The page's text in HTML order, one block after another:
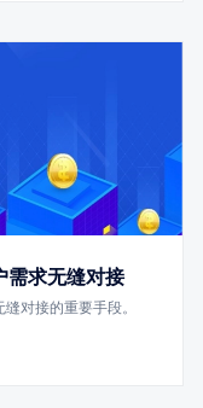
需求无缝对接
对接的重要手段。